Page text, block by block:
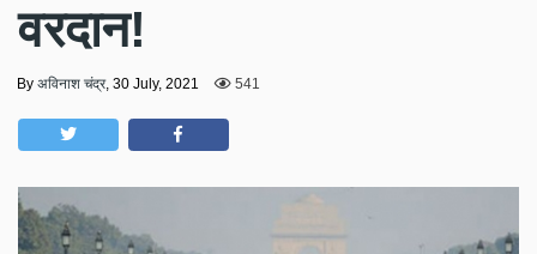
वरदान!
By अविनाश चंद्र, 30 July, 2021 541